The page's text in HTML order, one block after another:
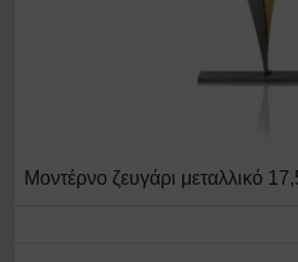
+ΣΤΟ
Μοντέρνο ζευγάρι μεταλλικό